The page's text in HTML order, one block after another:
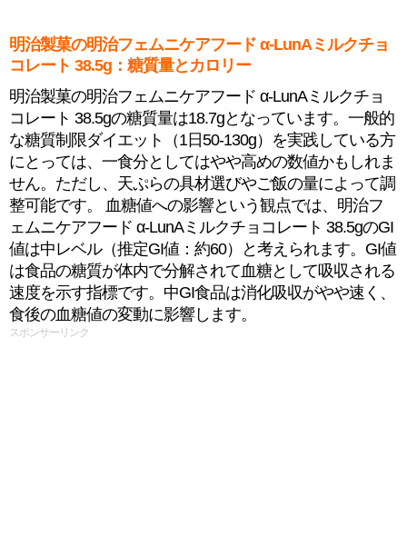
明治製菓の明治フェムニケアフード α-LunAミルクチョ
コレート 38.5g：糖質量とカロリー
明治製菓の明治フェムニケアフード α-LunAミルクチョ
コレート 38.5gの糖質量は18.7gとなっています。一般的
な糖質制限ダイエット（1日50-130g）を実践している方
にとっては、一食分としてはやや高めの数値かもしれま
せん。ただし、天ぷらの具材選びやご飯の量によって調
整可能です。 血糖値への影響という観点では、明治フ
ェムニケアフード α-LunAミルクチョコレート 38.5gのGI
値は中レベル（推定GI値：約60）と考えられます。GI値
は食品の糖質が体内で分解されて血糖として吸収される
速度を示す指標です。中GI食品は消化吸収がやや速く、
食後の血糖値の変動に影響します。
スポンサーリンク